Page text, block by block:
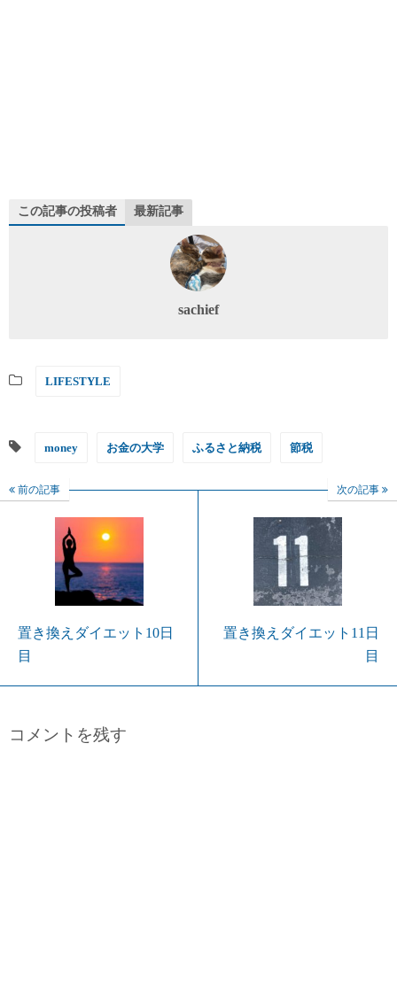
この記事の投稿者 最新記事
sachief
LIFESTYLE
money お金の大学 ふるさと納税 節税
前の記事
置き換えダイエット10日
目
次の記事
置き換えダイエット11日
目
コメントを残す